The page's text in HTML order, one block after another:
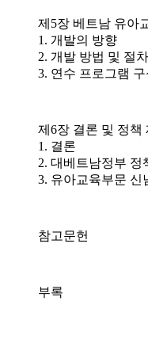
제5장 베트남 유아
1. 개발의 방향
2. 개발 방법 및 절차
3. 연수 프로그램
제6장 결론 및 정책
1. 결론
2. 대베트남정부 정
3. 유아교육부문 신
참고문헌
부록